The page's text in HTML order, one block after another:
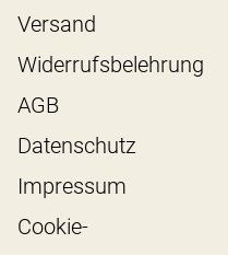
Versand
Widerrufsbelehrung
AGB
Datenschutz
Impressum
Cookie-